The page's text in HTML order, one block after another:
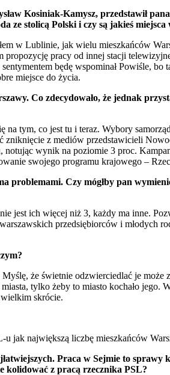
Kosiniak-Kamysz, przedstawił
ze stolicą Polski i czy są jakieś
w Lublinie, jak wielu mieszkańców
pracy od innej stacji
będę wspominał Powiśle, bo
miejsce do życia.
Co zdecydowało, że jednak
tym, co jest tu i teraz. Wybory
z mediów przedstawicieli
notując wynik na poziomie 3 proc.
swojego programu krajowego –
problemami. Czy mógłby pan
jest ich więcej niż 3, każdy ma inne.
przedsiębiorców i
że świetnie odzwierciedlać je
tylko żeby to miasto kochało
skrócie.
u jak największą liczbę mieszkańców
Praca w Sejmie to
kolidować z pracą rzecznika PSL?